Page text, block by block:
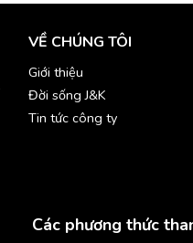
VỀ CHÚNG TÔI
Giới thiệu
Đời sống J&K
Tin tức công ty
Các phương thức